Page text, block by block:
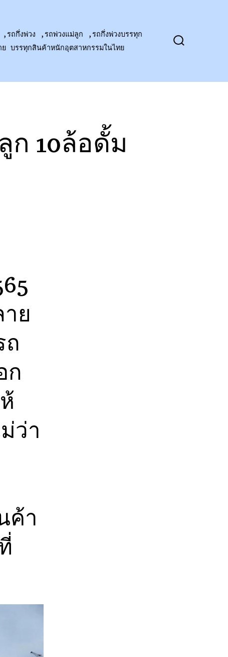
,รถกึ่งพ่วง ,รถพ่วงแม่ลูก ,รถกึ่งพ่วงบรรทุก
บรรทุกสินค้าหนักอุตสาหกรรมในไทย
ก 10ล้อดั้ม
ย
ถ
ก
ว่า
ค้า